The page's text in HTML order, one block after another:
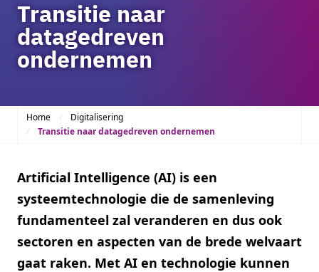
Transitie naar
datagedreven
ondernemen
Home
Digitalisering
Transitie naar datagedreven ondernemen
Artificial Intelligence (AI) is een
systeemtechnologie die de samenleving
fundamenteel zal veranderen en dus ook
sectoren en aspecten van de brede welvaart
gaat raken. Met AI en technologie kunnen